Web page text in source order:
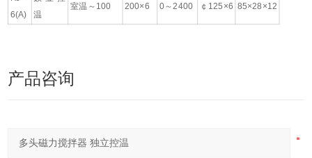
6(A)
温
室温～100 200×6 0～2400 ￠125×6 85×28×12
产品咨询